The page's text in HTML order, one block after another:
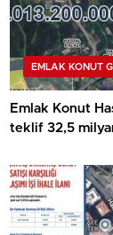
EMLAK KONUT
Emlak Konut
teklif 32,5